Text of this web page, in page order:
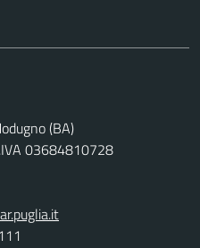
(BA)
03684810728